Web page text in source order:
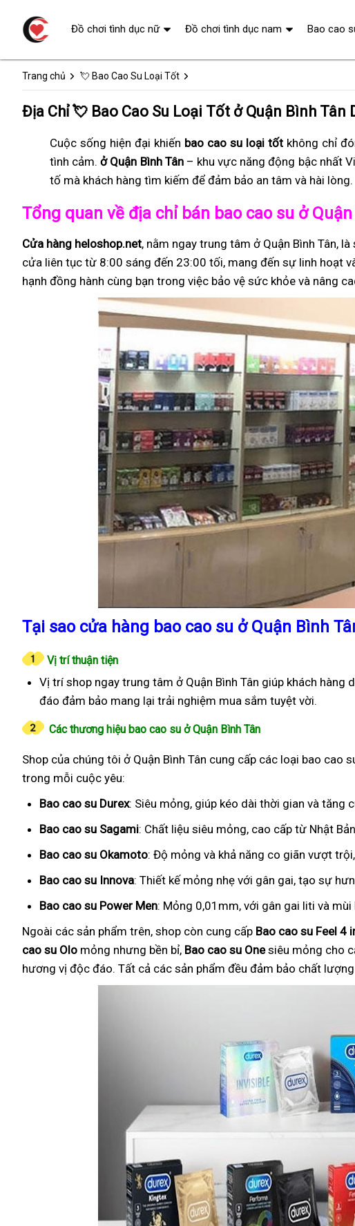
Trang chủ 💘 Bao Cao Su Loại Tốt
Địa Chỉ 💘 Bao Cao Su Loại Tốt ở Quận Bình Tân
Cuộc sống hiện đại khiến bao cao su loại tốt không chỉ
tình cảm.ở Quận Bình Tân– khu vực năng động bậc nhất
tố mà khách hàng tìm kiếm để đảm bảo an tâm và hài lòng.
Tổng quan về địa chỉ bán bao cao su ở
Cửa hàng heloshop.net, nằm ngay trung tâm ở Quận Bình Tân, là
cửa liên tục từ 8:00 sáng đến 23:00 tối, mang đến sự linh hoạt
hạnh đồng hành cùng bạn trong việc bảo vệ sức khỏe và nâng
Tại sao cửa hàng bao cao su ở Quận Bình
Vị trí thuận tiện
Vị trí shop ngay trung tâm ở Quận Bình Tân giúp khách hàng
đáo đảm bảo mang lại trải nghiệm mua sắm tuyệt vời.
Các thương hiệu bao cao su ở Quận Bình Tân
Shop của chúng tôi ở Quận Bình Tân cung cấp các loại bao
trong mỗi cuộc yêu:
Bao cao su Durex: Siêu mỏng, giúp kéo dài thời gian và tăng
Bao cao su Sagami: Chất liệu siêu mỏng, cao cấp từ Nhật
Bao cao su Okamoto: Độ mỏng và khả năng co giãn vượt
Bao cao su Innova: Thiết kế mỏng nhẹ với gân gai, tạo sự
Bao cao su Power Men: Mỏng 0,01mm, với gân gai liti và
Ngoài các sản phẩm trên, shop còn cung cấp Bao cao su Feel 4
cao su Olo mỏng nhưng bền bỉ, Bao cao su Onesiêu mỏng cho
hương vị độc đáo. Tất cả các sản phẩm đều đảm bảo chất
Đồ chơi tình dục nữ Đồ chơi tình dục nam Bao cao